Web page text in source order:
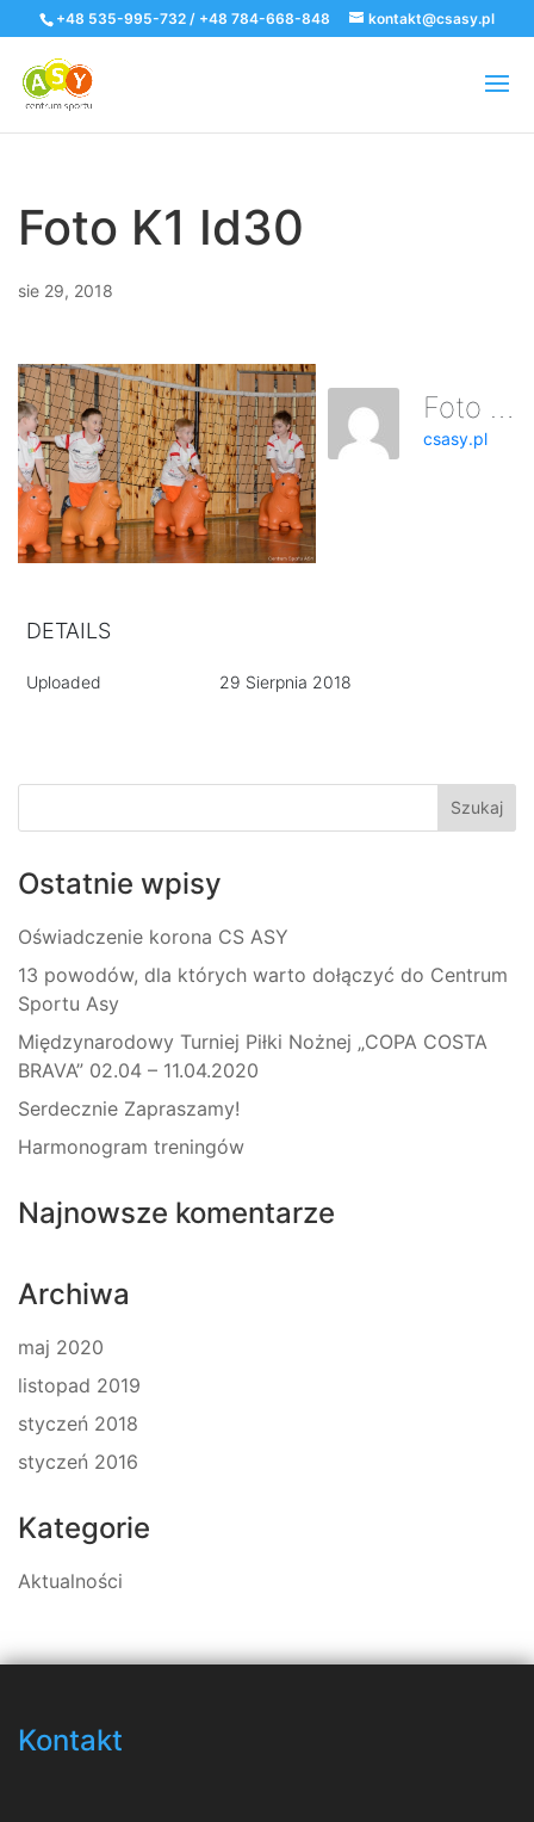
+48 535-995-732 / +48 784-668-848 kontakt@csasy.pl
Foto K1 Id30
sie 29, 2018
Foto K1 Id30
csasy.pl
DETAILS
Uploaded 29 Sierpnia 2018
Ostatnie wpisy
Oświadczenie korona CS ASY
13 powodów, dla których warto dołączyć do Centrum
Sportu Asy
Międzynarodowy Turniej Piłki Nożnej „COPA COSTA
BRAVA” 02.04 – 11.04.2020
Serdecznie Zapraszamy!
Harmonogram treningów
Najnowsze komentarze
Archiwa
maj 2020
listopad 2019
styczeń 2018
styczeń 2016
Kategorie
Aktualności
Kontakt